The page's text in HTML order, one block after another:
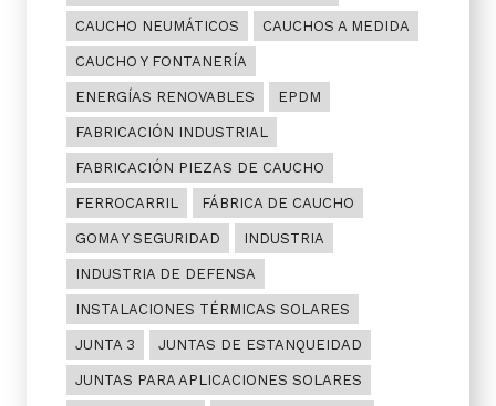
CAUCHO NEUMÁTICOS CAUCHOS A MEDIDA
CAUCHO Y FONTANERÍA
ENERGÍAS RENOVABLES EPDM
FABRICACIÓN INDUSTRIAL
FABRICACIÓN PIEZAS DE CAUCHO
FERROCARRIL FÁBRICA DE CAUCHO
GOMA Y SEGURIDAD INDUSTRIA
INDUSTRIA DE DEFENSA
INSTALACIONES TÉRMICAS SOLARES
JUNTA 3 JUNTAS DE ESTANQUEIDAD
JUNTAS PARA APLICACIONES SOLARES